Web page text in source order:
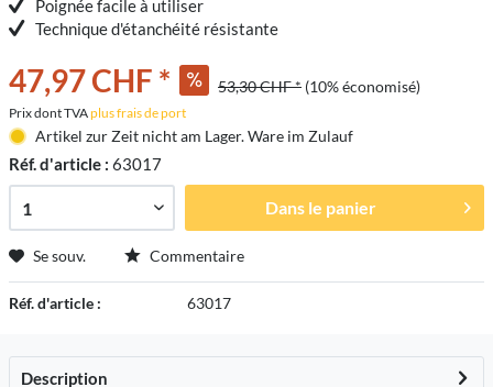
Poignée facile à utiliser
Technique d'étanchéité résistante
47,97 CHF * 53,30 CHF * (10% économisé)
Prix dont TVAplus frais de port
Artikel zur Zeit nicht am Lager. Ware im Zulauf
Réf. d'article : 63017
Dans le panier
Se souv. Commentaire
Réf. d'article : 63017
Description